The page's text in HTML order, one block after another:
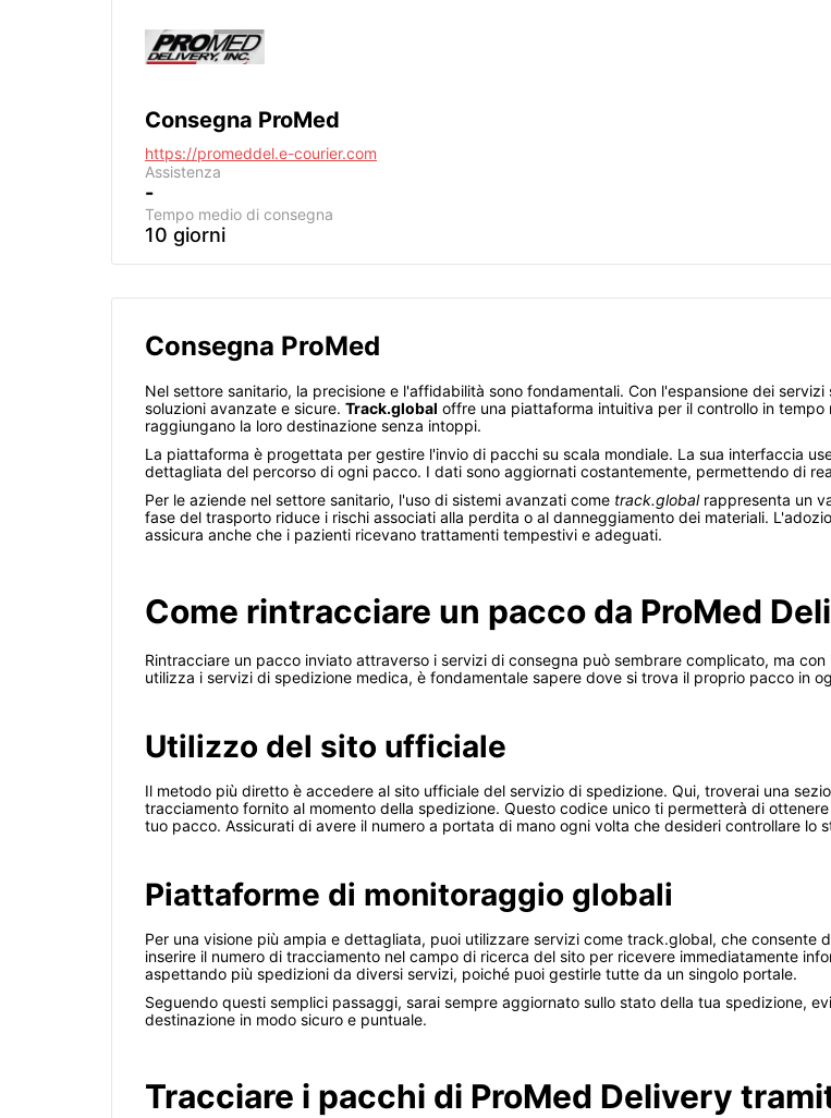
Consegna ProMed
https://promeddel.e-courier.com
Assistenza
-
Tempo medio di consegna
10 giorni
Consegna ProMed
Nel settore sanitario, la precisione e l'affidabilità sono fondamentali. Con l'espansione dei
soluzioni avanzate e sicure. Track.global offre una piattaforma intuitiva per il controllo in
raggiungano la loro destinazione senza intoppi.
La piattaforma è progettata per gestire l'invio di pacchi su scala mondiale. La sua interfaccia
dettagliata del percorso di ogni pacco. I dati sono aggiornati costantemente, permettendo di
Per le aziende nel settore sanitario, l'uso di sistemi avanzati come track.globalrappresenta un
fase del trasporto riduce i rischi associati alla perdita o al danneggiamento dei materiali.
assicura anche che i pazienti ricevano trattamenti tempestivi e adeguati.
Come rintracciare un pacco da ProMed
Rintracciare un pacco inviato attraverso i servizi di consegna può sembrare complicato, ma
utilizza i servizi di spedizione medica, è fondamentale sapere dove si trova il proprio pacco in
Utilizzo del sito ufficiale
Il metodo più diretto è accedere al sito ufficiale del servizio di spedizione. Qui, troverai una
tracciamento fornito al momento della spedizione. Questo codice unico ti permetterà di
tuo pacco. Assicurati di avere il numero a portata di mano ogni volta che desideri controllare lo
Piattaforme di monitoraggio globali
Per una visione più ampia e dettagliata, puoi utilizzare servizi come track.global, che
inserire il numero di tracciamento nel campo di ricerca del sito per ricevere immediatamente
aspettando più spedizioni da diversi servizi, poiché puoi gestirle tutte da un singolo portale.
Seguendo questi semplici passaggi, sarai sempre aggiornato sullo stato della tua spedizione,
destinazione in modo sicuro e puntuale.
Tracciare i pacchi di ProMed Delivery